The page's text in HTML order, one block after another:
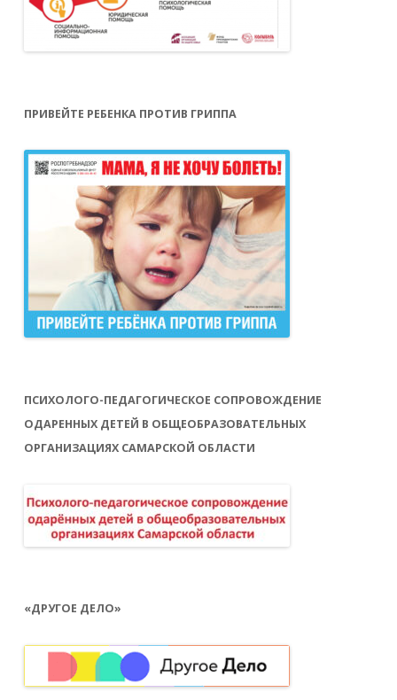
ПРИВЕЙТЕ РЕБЕНКА ПРОТИВ ГРИППА
ПСИХОЛОГО-ПЕДАГОГИЧЕСКОЕ СОПРОВОЖДЕНИЕ
ОДАРЕННЫХ ДЕТЕЙ В ОБЩЕОБРАЗОВАТЕЛЬНЫХ
ОРГАНИЗАЦИЯХ САМАРСКОЙ ОБЛАСТИ
«ДРУГОЕ ДЕЛО»